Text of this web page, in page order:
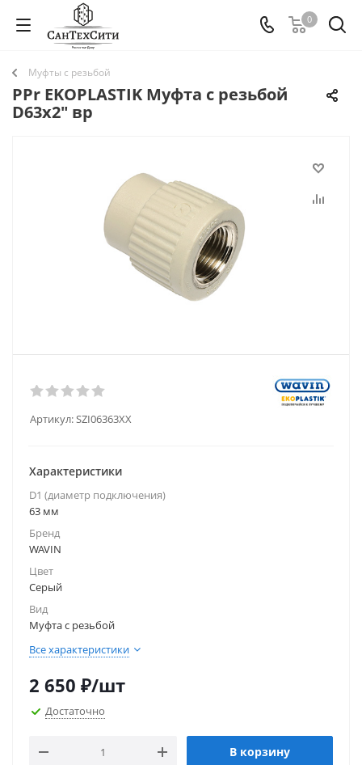
0
Муфты с резьбой
PPr EKOPLASTIK Муфта с резьбой
D63х2" вр
Артикул:SZI06363XX
Характеристики
D1 (диаметр подключения)
63 мм
Бренд
WAVIN
Цвет
Серый
Вид
Муфта с резьбой
Все характеристики
2 650 ₽/шт
Достаточно
В корзину